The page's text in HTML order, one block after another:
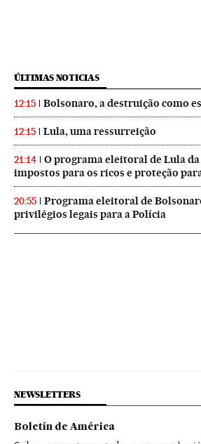
ÚLTIMAS NOTICIAS
12:15 Bolsonaro, a destruição como
12:15 Lula, uma ressurreição
21:14
O programa eleitoral de Lula da
impostos para os ricos e proteção
20:55
Programa eleitoral de
privilégios legais para a Polícia
NEWSLETTERS
Boletín de América